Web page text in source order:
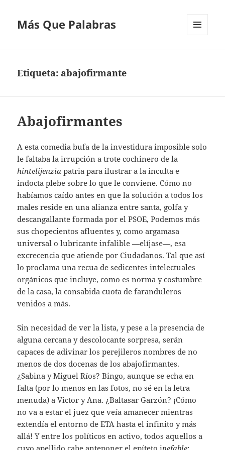
Más Que Palabras
Etiqueta: abajofirmante
Abajofirmantes
A esta comedia bufa de la investidura imposible solo
le faltaba la irrupción a trote cochinero de la
hintelijenzia patria para ilustrar a la inculta e
indocta plebe sobre lo que le conviene. Cómo no
habíamos caído antes en que la solución a todos los
males reside en una alianza entre santa, golfa y
descangallante formada por el PSOE, Podemos más
sus chopecientos afluentes y, como argamasa
universal o lubricante infalible —elíjase—, esa
excrecencia que atiende por Ciudadanos. Tal que así
lo proclama una recua de sedicentes intelectuales
orgánicos que incluye, como es norma y costumbre
de la casa, la consabida cuota de faranduleros
venidos a más.
Sin necesidad de ver la lista, y pese a la presencia de
alguna cercana y descolocante sorpresa, serán
capaces de adivinar los perejileros nombres de no
menos de dos docenas de los abajofirmantes.
¿Sabina y Miguel Ríos? Bingo, aunque se echa en
falta (por lo menos en las fotos, no sé en la letra
menuda) a Victor y Ana. ¿Baltasar Garzón? ¡Cómo
no va a estar el juez que veía amanecer mientras
extendía el entorno de ETA hasta el infinito y más
allá! Y entre los políticos en activo, todos aquellos a